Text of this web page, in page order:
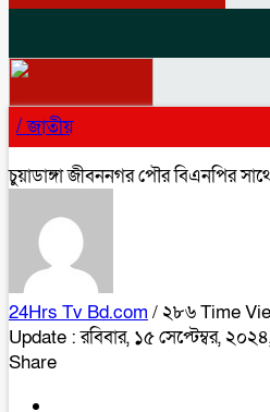
/জাতীয়
চুয়াডাঙ্গা জীবননগর পৌর বিএনপির
24Hrs Tv Bd.com / ২৮৬ Time
Update : রবিবার, ১৫ সেপ্টেম্বর,
Share